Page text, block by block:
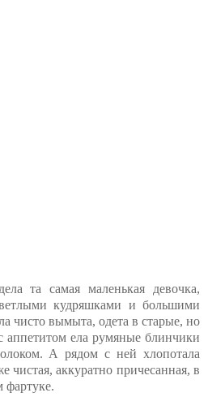
та самая маленькая девочка,
кудряшками и большими
чисто вымыта, одета в старые, но
аппетитом ела румяные блинчики
А рядом с ней хлопотала
аккуратно причесанная, в
фартуке.